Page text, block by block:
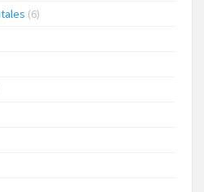
(6)